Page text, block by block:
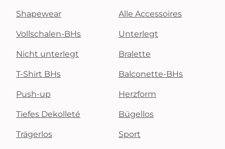
Shapewear Alle Accessoires
Vollschalen-BHs Unterlegt
Nicht unterlegt Bralette
T-Shirt BHs Balconette-BHs
Push-up Herzform
Tiefes Dekolleté Bügellos
Trägerlos Sport